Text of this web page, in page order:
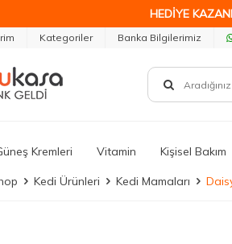
HEDİYE
Kategoriler Banka Bilgilerimiz
Kremleri Vitamin Kişisel Bakım
Kedi Ürünleri Kedi Mamaları